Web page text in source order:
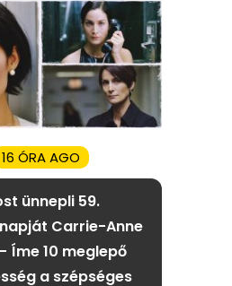
16 ÓRA AGO
ünnepli 59.
Carrie-Anne
Íme 10 meglepő
a szépséges